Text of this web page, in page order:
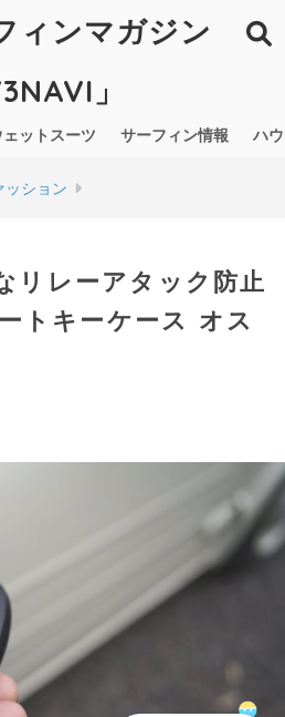
ィンマガジン
」
ェットスーツ サーフィン情報 ハ
ッション
リレーアタック防止
トキーケース オス